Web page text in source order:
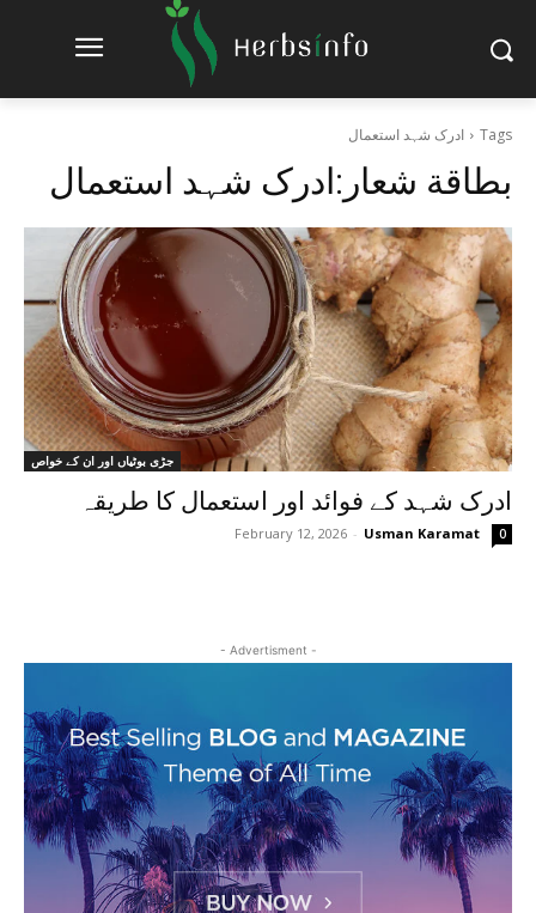
Tags ادرک شہد استعمال
بطاقة شعار:ادرک شہد استعمال
جڑی بوٹیاں اور ان کے خواص
ادرک شہد کے فوائد اور استعمال کا طریقہ
Usman Karamat
-
February 12, 2026 0
- Advertisment -